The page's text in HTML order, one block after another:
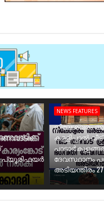
പ്യൂരിഫയർ
NEWS FEATURES
നീലേശ്വരം
കള്ളിപ്പാൽ
ദേവസ്ഥാനം
അടിയന്തിരം